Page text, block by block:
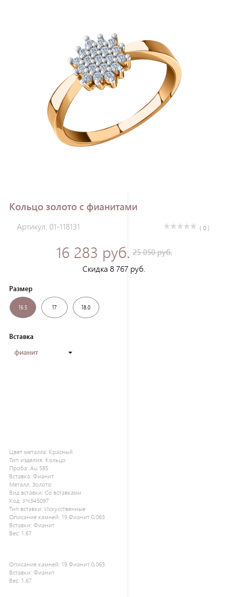
Кольцо золото с фианитами
Артикул: 01-118131 ( 0 )
16 283 руб. 25 050 руб.
Скидка 8 767 руб.
Размер
16.5 17 18.0
Вставка
фианит
Цвет металла: Красный
Тип изделия: Кольцо
Проба: Au 585
Вставка: Фианит
Металл: Золото
Вид вставки: Со вставками
Код: УЧ345097
Тип вставки: Искусственные
Описание камней: 19 Фианит 0,063
Вставки: Фианит
Вес: 1.67
Описание камней: 19 Фианит 0,063
Вставки: Фианит
Вес: 1.67
Защита от автоматической регистрации
Введите слово на картинке:*
Зарегистрироваться